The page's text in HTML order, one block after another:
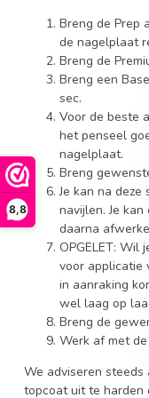
8,8
Breng de Prep
de nagelplaat
Breng de
Breng een
sec.
Voor de beste
het penseel
nagelplaat.
Breng
Je kan na
navijlen. Je
daarna
OPGELET: Wil
voor applicatie
in aanraking
wel laag op
Breng de
Werk af met
We adviseren steeds
topcoat uit te harden